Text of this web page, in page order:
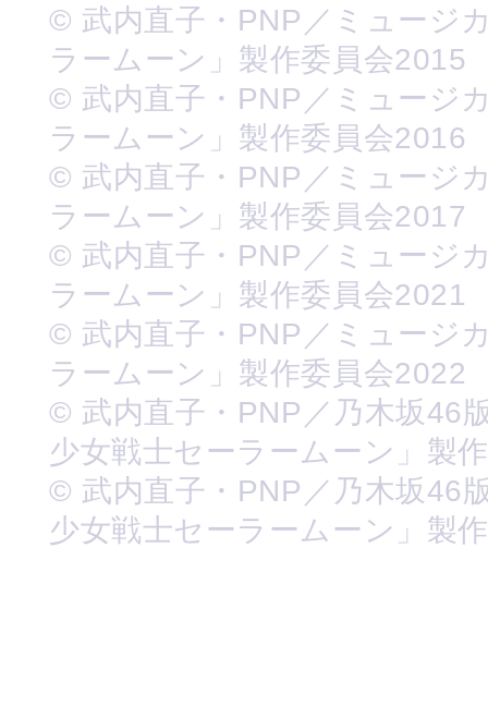
© 武内直子・PNP／ミュージ
ラームーン」製作委員会2015
© 武内直子・PNP／ミュージ
ラームーン」製作委員会2016
© 武内直子・PNP／ミュージ
ラームーン」製作委員会2017
© 武内直子・PNP／ミュージ
ラームーン」製作委員会2021
© 武内直子・PNP／ミュージ
ラームーン」製作委員会2022
© 武内直子・PNP／乃木坂46
少女戦士セーラームーン」製
© 武内直子・PNP／乃木坂46
少女戦士セーラームーン」製